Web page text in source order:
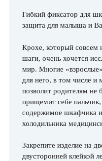
Гибкий фиксатор для
защита для малыша и
Крохе, который совсем
шаги, очень хочется
мир. Многие
для него, в том числе и
позволит родителям не
прищемит себе
содержимое шкафчика
холодильника
Закрепите изделие на
двусторонней клейкой